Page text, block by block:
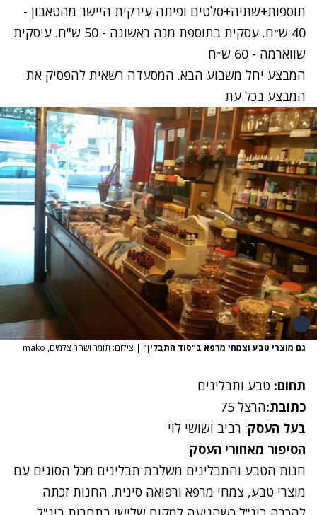
תוספות+שתיה+סלטים ופיתה עירקית היישר מהטאבון -
40 ש״ח. עסקית בתוספת מנה ראשונה - 50 ש"ח. עיסקית
שווארמה - 60 ש״ח
המבצע יחל משבוע הבא. המסעדה רשאית להפסיק את
המבצע בכל עת
גם מוצרי טבע וצמחי מרפא ב"סוד התבלין" | צילום: תומר ושחר צלמים, mako
תחום: טבע ותבלינים
כתובת:הרצל 75
בעל העסק: רביב ושושי לוי
הסיפור מאחורי העסק
חנות הטבע והתבלינים משלבת תבלינים מכל הסוגים עם
מוצרי טבע, צמחי מרפא ורפואה סינית. החנות זכתה